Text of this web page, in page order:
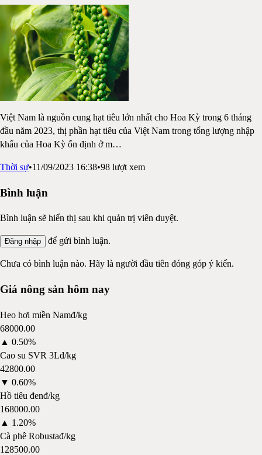
Việt Nam là nguồn cung hạt tiêu lớn nhất cho Hoa Kỳ trong 6 tháng
đầu năm 2023, thị phần hạt tiêu của Việt Nam trong tổng lượng nhập
khẩu của Hoa Kỳ ổn định ở m…
Thời sự•11/09/2023 16:38•98 lượt xem
Bình luận
Bình luận sẽ hiển thị sau khi quản trị viên duyệt.
Đăng nhập để gửi bình luận.
Chưa có bình luận nào. Hãy là người đầu tiên đóng góp ý kiến.
Giá nông sản hôm nay
Heo hơi miền Namđ/kg
68000.00
▲ 0.50%
Cao su SVR 3Lđ/kg
42800.00
▼ 0.60%
Hồ tiêu đenđ/kg
168000.00
▲ 1.20%
Cà phê Robustađ/kg
128500.00